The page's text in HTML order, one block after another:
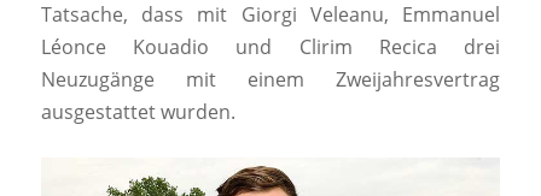
Tatsache, dass mit Giorgi Veleanu, Emmanuel
Léonce Kouadio und Clirim Recica drei
Neuzugänge mit einem Zweijahresvertrag
ausgestattet wurden.